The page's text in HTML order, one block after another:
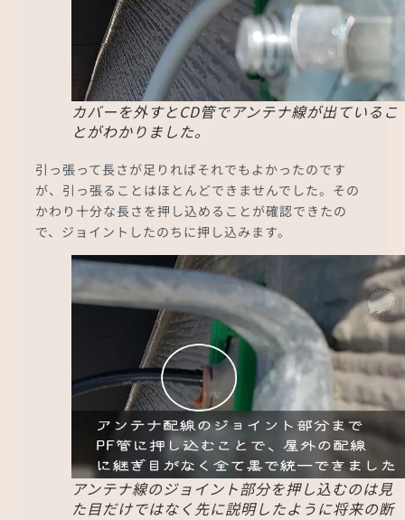
カバーを外すとCD管でアンテナ線が出ているこ
とがわかりました。
引っ張って長さが足りればそれでもよかったのです
が、引っ張ることはほとんどできませんでした。その
かわり十分な長さを押し込めることが確認できたの
で、ジョイントしたのちに押し込みます。
アンテナ線のジョイント部分を押し込むのは見
た目だけではなく先に説明したように将来の断